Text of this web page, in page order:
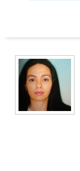
Calarasi
Caras-Severin
Cluj
Constanta